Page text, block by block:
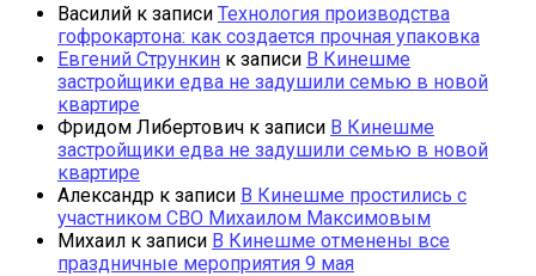
Василий к записи Технология производства
гофрокартона: как создается прочная упаковка
Евгений Стрункин к записи В Кинешме
застройщики едва не задушили семью в новой
квартире
Фридом Либертович к записи В Кинешме
застройщики едва не задушили семью в новой
квартире
Александр к записи В Кинешме простились с
участником СВО Михаилом Максимовым
Михаил к записи В Кинешме отменены все
праздничные мероприятия 9 мая